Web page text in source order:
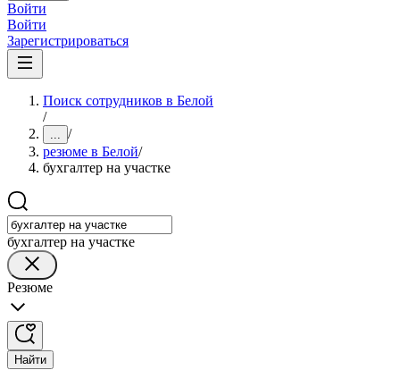
Войти
Войти
Зарегистрироваться
Поиск сотрудников в Белой
/
... /
резюме в Белой/
бухгалтер на участке
бухгалтер на участке
Резюме
Найти